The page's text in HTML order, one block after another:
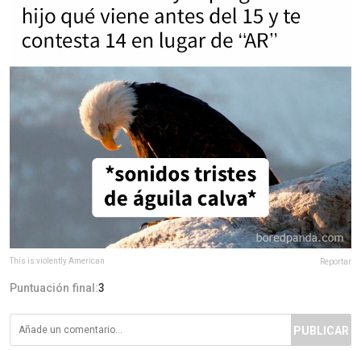
This is violently American Reportar
Puntuación final:3
PUBLICAR